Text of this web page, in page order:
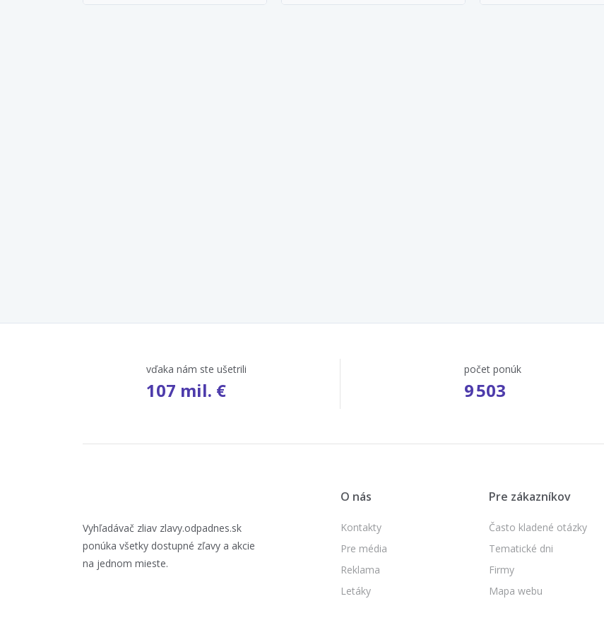
vďaka nám ste ušetrili
107 mil. €
počet ponúk
9 503
Vyhľadávač zliav zlavy.odpadnes.sk
ponúka všetky dostupné zľavy a akcie
na jednom mieste.
O nás
Kontakty
Pre média
Reklama
Letáky
Pre zákazníkov
Často kladené otázky
Tematické dni
Firmy
Mapa webu